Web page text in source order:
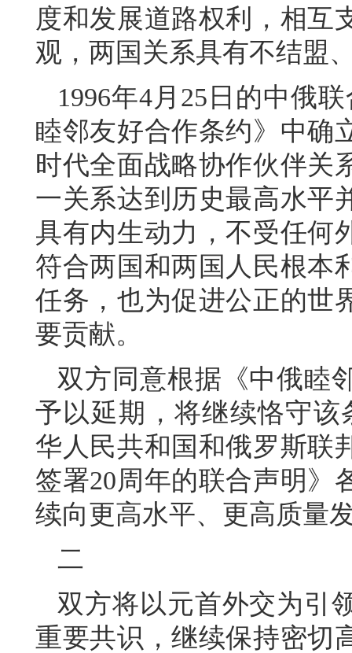
度和发展道路权利，相互
观，两国关系具有不结盟
1996年4月25日的中俄
睦邻友好合作条约》中确
时代全面战略协作伙伴关
一关系达到历史最高水平
具有内生动力，不受任何
符合两国和两国人民根本
任务，也为促进公正的世
要贡献。
双方同意根据《中俄睦
予以延期，将继续恪守该
华人民共和国和俄罗斯联
签署20周年的联合声明》
续向更高水平、更高质量
二
双方将以元首外交为引
重要共识，继续保持密切